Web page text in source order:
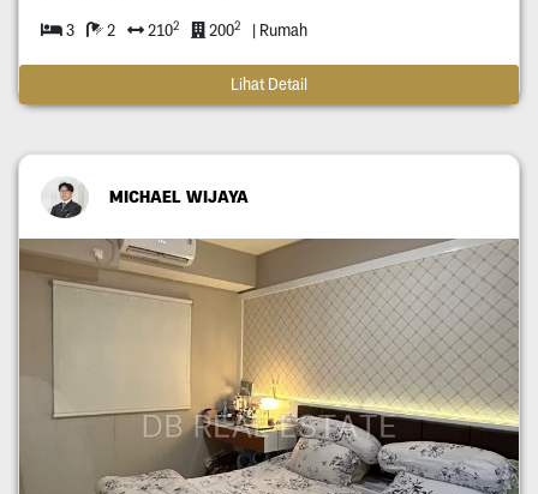
3 2 2102 2002 | Rumah
Lihat Detail
MICHAEL WIJAYA